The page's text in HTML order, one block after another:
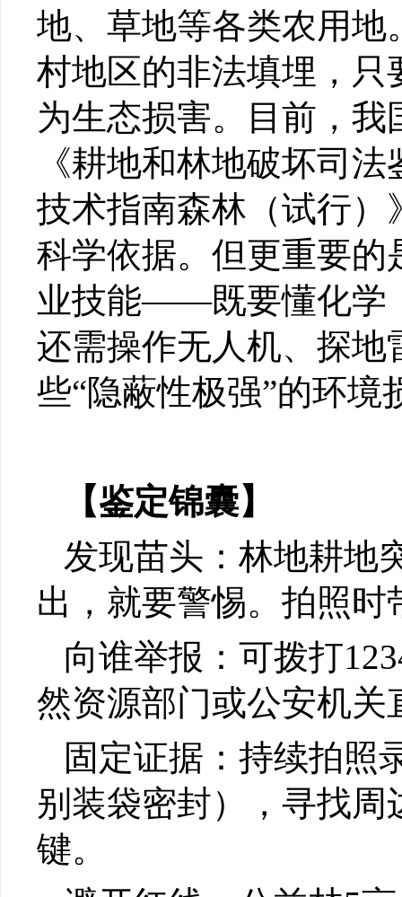
地、草地等各类农用地
村地区的非法填埋，
为生态损害。目前，
《耕地和林地破坏司
技术指南森林（试行
科学依据。但更重要
业技能——既要懂化学
还需操作无人机、探
些“隐蔽性极强”的环境
【鉴定锦囊】
发现苗头：林地耕地
出，就要警惕。拍照
向谁举报：可拨打
然资源部门或公安机
固定证据：持续拍照
别装袋密封），寻找
键。